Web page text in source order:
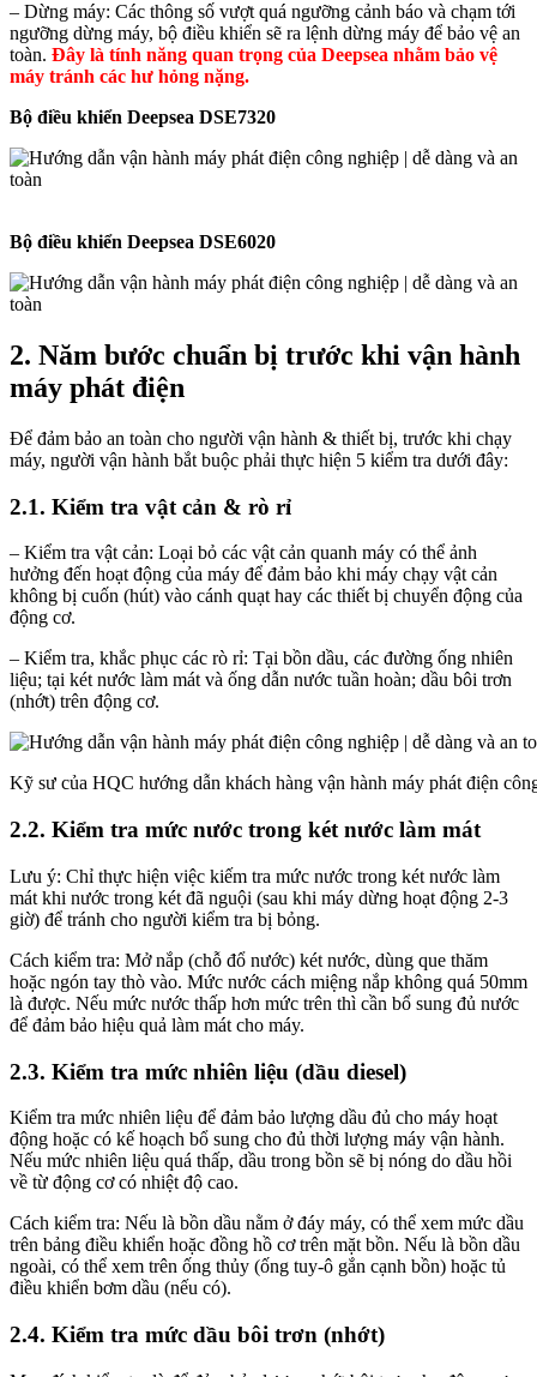
– Dừng máy: Các thông số vượt quá ngưỡng cảnh báo và chạm tới
ngưỡng dừng máy, bộ điều khiển sẽ ra lệnh dừng máy để bảo vệ an
toàn. Đây là tính năng quan trọng của Deepsea nhằm bảo vệ
máy tránh các hư hỏng nặng.
Bộ điều khiển Deepsea DSE7320
Bộ điều khiển Deepsea DSE6020
2. Năm bước chuẩn bị trước khi vận hành
máy phát điện
Để đảm bảo an toàn cho người vận hành & thiết bị, trước khi chạy
máy, người vận hành bắt buộc phải thực hiện 5 kiểm tra dưới đây:
2.1. Kiểm tra vật cản & rò rỉ
– Kiểm tra vật cản: Loại bỏ các vật cản quanh máy có thể ảnh
hưởng đến hoạt động của máy để đảm bảo khi máy chạy vật cản
không bị cuốn (hút) vào cánh quạt hay các thiết bị chuyển động của
động cơ.
– Kiểm tra, khắc phục các rò rỉ: Tại bồn dầu, các đường ống nhiên
liệu; tại két nước làm mát và ống dẫn nước tuần hoàn; dầu bôi trơn
(nhớt) trên động cơ.
Kỹ sư của HQC hướng dẫn khách hàng vận hành máy phát điện
2.2. Kiểm tra mức nước trong két nước làm mát
Lưu ý: Chỉ thực hiện việc kiếm tra mức nước trong két nước làm
mát khi nước trong két đã nguội (sau khi máy dừng hoạt động 2-3
giờ) để tránh cho người kiểm tra bị bỏng.
Cách kiểm tra: Mở nắp (chỗ đổ nước) két nước, dùng que thăm
hoặc ngón tay thò vào. Mức nước cách miệng nắp không quá 50mm
là được. Nếu mức nước thấp hơn mức trên thì cần bổ sung đủ nước
để đảm bảo hiệu quả làm mát cho máy.
2.3. Kiểm tra mức nhiên liệu (dầu diesel)
Kiểm tra mức nhiên liệu để đảm bảo lượng dầu đủ cho máy hoạt
động hoặc có kế hoạch bổ sung cho đủ thời lượng máy vận hành.
Nếu mức nhiên liệu quá thấp, dầu trong bồn sẽ bị nóng do dầu hồi
về từ động cơ có nhiệt độ cao.
Cách kiểm tra: Nếu là bồn dầu nằm ở đáy máy, có thể xem mức dầu
trên bảng điều khiển hoặc đồng hồ cơ trên mặt bồn. Nếu là bồn dầu
ngoài, có thể xem trên ống thủy (ống tuy-ô gắn cạnh bồn) hoặc tủ
điều khiển bơm dầu (nếu có).
2.4. Kiểm tra mức dầu bôi trơn (nhớt)